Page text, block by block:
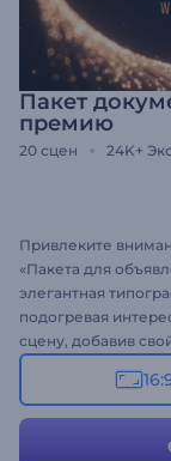
Пакет
премию
20 сцен 24K+
Привлеките
«Пакета для
элегантная
подогревая
сцену, добавив
усильте
Добавьте свой
приглашений на